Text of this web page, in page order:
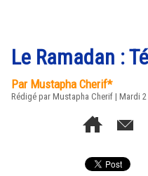
Le Ramadan :
Par Mustapha Cherif*
Rédigé par Mustapha Cherif | Mardi 2